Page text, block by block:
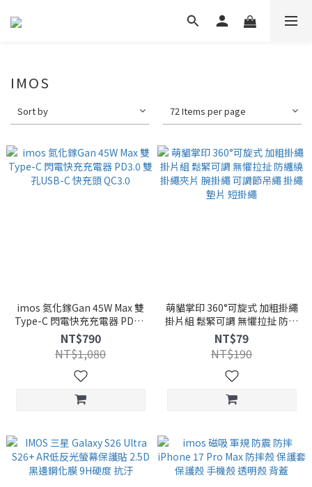
IMOS
Sort by 72 Items per page
imos 氮化鎵Gan 45W Max 雙
Type-C 閃電快充充電器 PD3.0
雙孔USB-C 快充頭 QC3.0
NT$790
NT$1,080
萌貓掌印 360°可旋式 加粗掛繩
掛片組 鬆緊可調 無懼拉扯 防纏
繞 掛繩夾片 腕掛繩 可調節吊繩
掛繩墊片 短掛繩
NT$79
NT$190